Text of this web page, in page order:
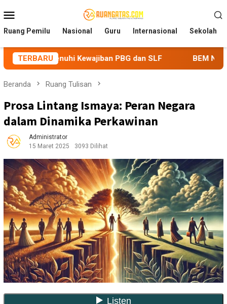
ke
kontenMobile
Ruang Pemilu Nasional Guru Internasional Sekolah
TERBARUPBG dan SLF BEM Nusantara Priangan
Beranda Ruang Tulisan
Prosa Lintang Ismaya: Peran Negara
dalam Dinamika Perkawinan
Administrator
15 Maret 2025
3093 Dilihat